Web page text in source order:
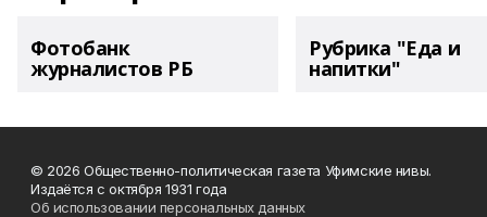
Фотобанк
журналистов РБ
Рубрика "Еда и
напитки"
© 2026 Общественно-политическая газета Уфимские нивы.
Издаётся с октября 1931 года
Об использовании персональных данных